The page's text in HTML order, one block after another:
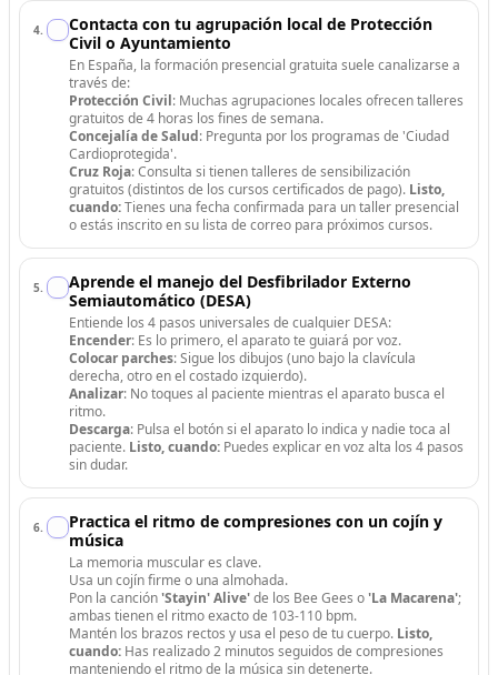
4.
Contacta con tu agrupación local de Protección
Civil o Ayuntamiento
En España, la formación presencial gratuita suele canalizarse a
través de:
Protección Civil: Muchas agrupaciones locales ofrecen talleres
gratuitos de 4 horas los fines de semana.
Concejalía de Salud: Pregunta por los programas de 'Ciudad
Cardioprotegida'.
Cruz Roja: Consulta si tienen talleres de sensibilización
gratuitos (distintos de los cursos certificados de pago). Listo,
cuando:Tienes una fecha confirmada para un taller presencial
o estás inscrito en su lista de correo para próximos cursos.
5.
Aprende el manejo del Desfibrilador Externo
Semiautomático (DESA)
Entiende los 4 pasos universales de cualquier DESA:
Encender: Es lo primero, el aparato te guiará por voz.
Colocar parches: Sigue los dibujos (uno bajo la clavícula
derecha, otro en el costado izquierdo).
Analizar: No toques al paciente mientras el aparato busca el
ritmo.
Descarga: Pulsa el botón si el aparato lo indica y nadie toca al
paciente. Listo, cuando: Puedes explicar en voz alta los 4 pasos
sin dudar.
6.
Practica el ritmo de compresiones con un cojín y
música
La memoria muscular es clave.
Usa un cojín firme o una almohada.
Pon la canción'Stayin' Alive'de los Bee Gees o'La Macarena';
ambas tienen el ritmo exacto de 103-110 bpm.
Mantén los brazos rectos y usa el peso de tu cuerpo. Listo,
cuando: Has realizado 2 minutos seguidos de compresiones
manteniendo el ritmo de la música sin detenerte.